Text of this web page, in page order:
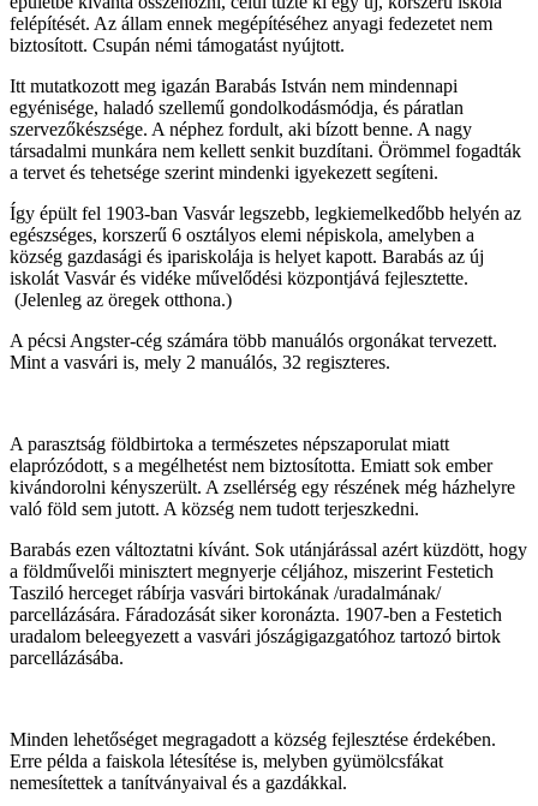
felépítését. Az állam ennek megépítéséhez anyagi fedezetet nem
biztosított. Csupán némi támogatást nyújtott.
Itt mutatkozott meg igazán Barabás István nem mindennapi
egyénisége, haladó szellemű gondolkodásmódja, és páratlan
szervezőkészsége. A néphez fordult, aki bízott benne. A nagy
társadalmi munkára nem kellett senkit buzdítani. Örömmel fogadták
a tervet és tehetsége szerint mindenki igyekezett segíteni.
Így épült fel 1903-ban Vasvár legszebb, legkiemelkedőbb helyén az
egészséges, korszerű 6 osztályos elemi népiskola, amelyben a
község gazdasági és ipariskolája is helyet kapott. Barabás az új
iskolát Vasvár és vidéke művelődési központjává fejlesztette.
(Jelenleg az öregek otthona.)
A pécsi Angster-cég számára több manuálós orgonákat tervezett.
Mint a vasvári is, mely 2 manuálós, 32 regiszteres.
A parasztság földbirtoka a természetes népszaporulat miatt
elaprózódott, s a megélhetést nem biztosította. Emiatt sok ember
kivándorolni kényszerült. A zsellérség egy részének még házhelyre
való föld sem jutott. A község nem tudott terjeszkedni.
Barabás ezen változtatni kívánt. Sok utánjárással azért küzdött, hogy
a földművelői minisztert megnyerje céljához, miszerint Festetich
Tasziló herceget rábírja vasvári birtokának /uradalmának/
parcellázására. Fáradozását siker koronázta. 1907-ben a Festetich
uradalom beleegyezett a vasvári jószágigazgatóhoz tartozó birtok
parcellázásába.
Minden lehetőséget megragadott a község fejlesztése érdekében.
Erre példa a faiskola létesítése is, melyben gyümölcsfákat
nemesítettek a tanítványaival és a gazdákkal.